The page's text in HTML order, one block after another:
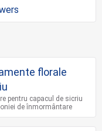
florale
pentru capacul de sicriu
de înmormântare